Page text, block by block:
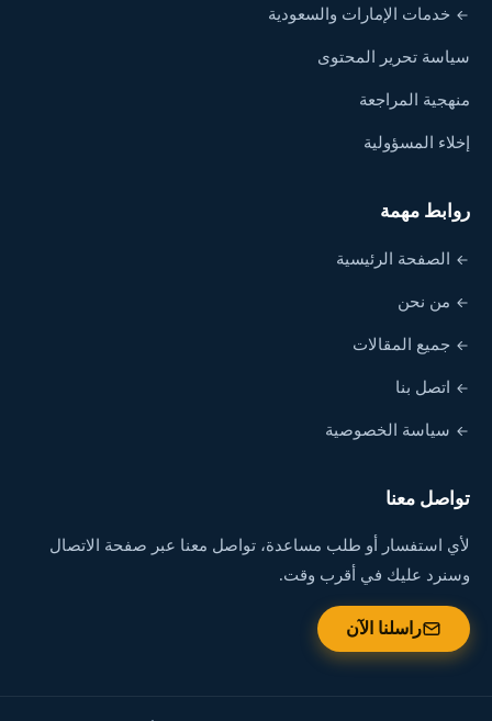
خدمات الإمارات والسعودية
سياسة تحرير المحتوى
منهجية المراجعة
إخلاء المسؤولية
روابط مهمة
الصفحة الرئيسية
من نحن
جميع المقالات
اتصل بنا
سياسة الخصوصية
تواصل معنا
لأي استفسار أو طلب مساعدة، تواصل معنا عبر صفحة الاتصال
وسنرد عليك في أقرب وقت.
راسلنا الآن